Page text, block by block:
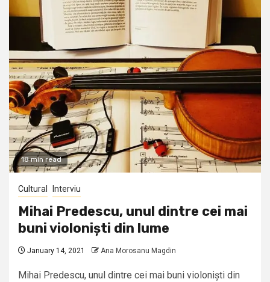
18 min read
Cultural Interviu
Mihai Predescu, unul dintre cei mai
buni violoniști din lume
January 14, 2021 Ana Morosanu Magdin
Mihai Predescu, unul dintre cei mai buni violoniști din